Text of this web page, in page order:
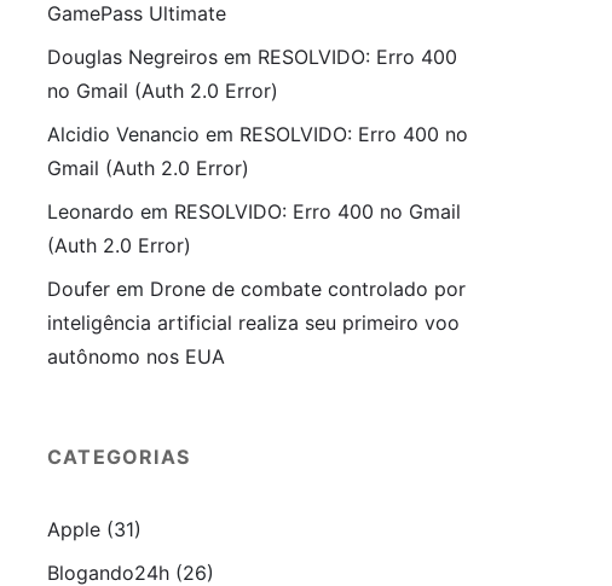
GamePass Ultimate
Douglas Negreiros em RESOLVIDO: Erro 400
no Gmail (Auth 2.0 Error)
Alcidio Venancio em RESOLVIDO: Erro 400 no
Gmail (Auth 2.0 Error)
Leonardo em RESOLVIDO: Erro 400 no Gmail
(Auth 2.0 Error)
Doufer em Drone de combate controlado por
inteligência artificial realiza seu primeiro voo
autônomo nos EUA
CATEGORIAS
Apple (31)
Blogando24h (26)